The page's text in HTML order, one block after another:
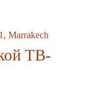
TB-